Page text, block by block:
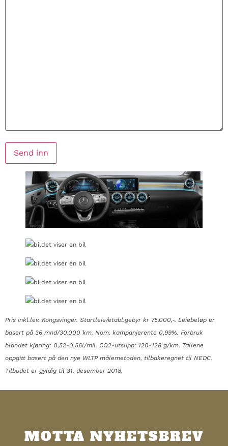
Send inn
Pris inkl.lev. Kongsvinger. Startleie/etabl.gebyr kr 75.000,-. Leiebeløp er
basert på 36 mnd/30.000 km. Nom. kampanjerente 0,99%. Forbruk
blandet kjøring: 0,52-0,56l/mil. CO2-utslipp: 120-128 g/km. Tallene
oppgitt basert på den nye WLTP målemetoden, tilbakeregnet til NEDC.
Tilbudet er gyldig til 31. desember 2018.
MOTTA NYHETSBREV